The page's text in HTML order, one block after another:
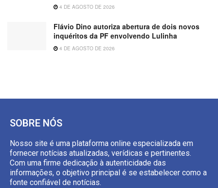
4 DE AGOSTO DE 2026
Flávio Dino autoriza abertura de dois novos
inquéritos da PF envolvendo Lulinha
4 DE AGOSTO DE 2026
SOBRE NÓS
Nosso site é uma plataforma online especializada em
fornecer notícias atualizadas, verídicas e pertinentes.
Com uma firme dedicação à autenticidade das
informações, o objetivo principal é se estabelecer como a
fonte confiável de notícias.